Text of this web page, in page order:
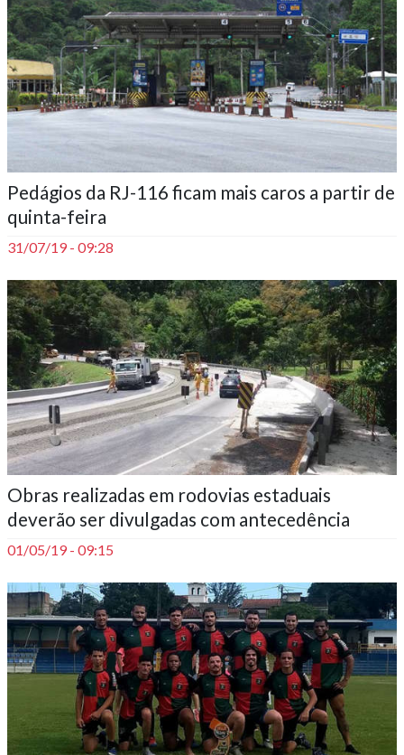
Pedágios da RJ-116 ficam mais caros a partir de
quinta-feira
31/07/19 - 09:28
Obras realizadas em rodovias estaduais
deverão ser divulgadas com antecedência
01/05/19 - 09:15